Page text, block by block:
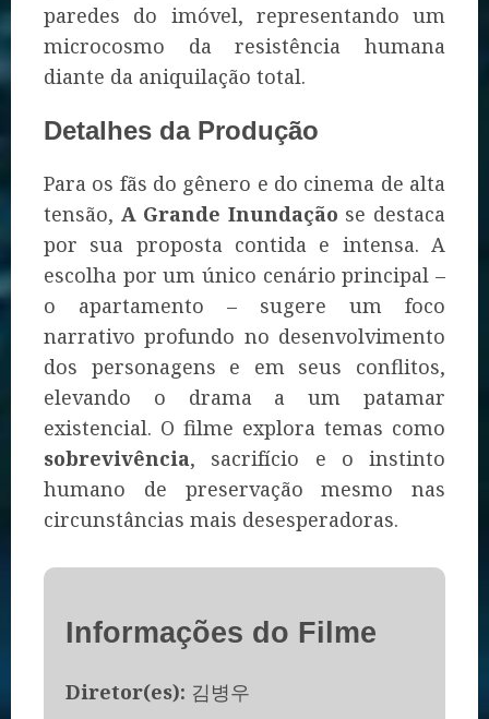
paredes do imóvel, representando um
microcosmo da resistência humana
diante da aniquilação total.
Detalhes da Produção
Para os fãs do gênero e do cinema de alta
tensão, A Grande Inundação se destaca
por sua proposta contida e intensa. A
escolha por um único cenário principal –
o apartamento – sugere um foco
narrativo profundo no desenvolvimento
dos personagens e em seus conflitos,
elevando o drama a um patamar
existencial. O filme explora temas como
sobrevivência, sacrifício e o instinto
humano de preservação mesmo nas
circunstâncias mais desesperadoras.
Informações do Filme
Diretor(es): 김병우